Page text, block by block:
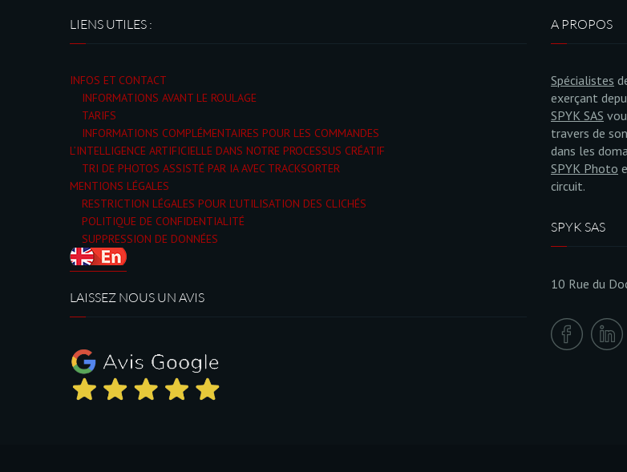
LIENS UTILES :
INFOS ET CONTACT
INFORMATIONS AVANT LE ROULAGE
TARIFS
INFORMATIONS COMPLÉMENTAIRES POUR LES COMMANDES
L’INTELLIGENCE ARTIFICIELLE DANS NOTRE PROCESSUS CRÉATIF
TRI DE PHOTOS ASSISTÉ PAR IA AVEC TRACKSORTER
MENTIONS LÉGALES
RESTRICTION LÉGALES POUR L’UTILISATION DES CLICHÉS
POLITIQUE DE CONFIDENTIALITÉ
SUPPRESSION DE DONNÉES
LAISSEZ NOUS UN AVIS
A PROPOS
Spécialistes
exerçant
SPYK SAS
travers de
dans les
SPYK Photo
circuit.
SPYK SAS
10 Rue du